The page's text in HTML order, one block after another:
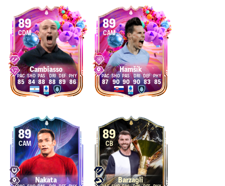
89
CDM
Cambiasso
85 84 88 88 89 86
89
CAM
Hamšík
87 90 90 90 83 85
89
CAM
Nakata
89
CB
Barzagli